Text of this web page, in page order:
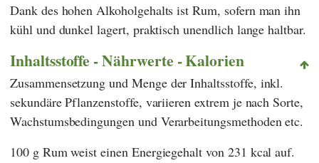
Dank des hohen Alkoholgehalts ist Rum, sofern man ihn
kühl und dunkel lagert, praktisch unendlich lange haltbar.
Inhaltsstoffe - Nährwerte - Kalorien
Zusammensetzung und Menge der Inhaltsstoffe, inkl.
sekundäre Pflanzenstoffe, variieren extrem je nach Sorte,
Wachstumsbedingungen und Verarbeitungsmethoden etc.
100 g Rum weist einen Energiegehalt von 231 kcal auf.